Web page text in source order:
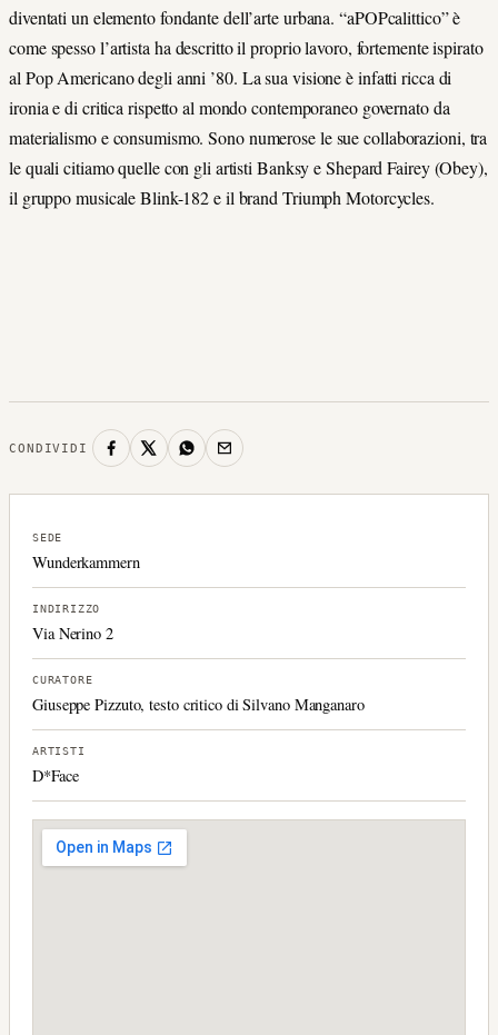
diventati un elemento fondante dell’arte urbana. “aPOPcalittico” è
come spesso l’artista ha descritto il proprio lavoro, fortemente ispirato
al Pop Americano degli anni ’80. La sua visione è infatti ricca di
ironia e di critica rispetto al mondo contemporaneo governato da
materialismo e consumismo. Sono numerose le sue collaborazioni, tra
le quali citiamo quelle con gli artisti Banksy e Shepard Fairey (Obey),
il gruppo musicale Blink-182 e il brand Triumph Motorcycles.
CONDIVIDI
SEDE
Wunderkammern
INDIRIZZO
Via Nerino 2
CURATORE
Giuseppe Pizzuto, testo critico di Silvano Manganaro
ARTISTI
D*Face